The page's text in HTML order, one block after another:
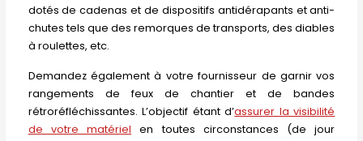
dotés de cadenas et de dispositifs antidérapants et anti-
chutes tels que des remorques de transports, des diables
à roulettes, etc.
Demandez également à votre fournisseur de garnir vos
rangements de feux de chantier et de bandes
rétroréfléchissantes. L’objectif étant d’assurer la visibilité
de votre matériel en toutes circonstances (de jour